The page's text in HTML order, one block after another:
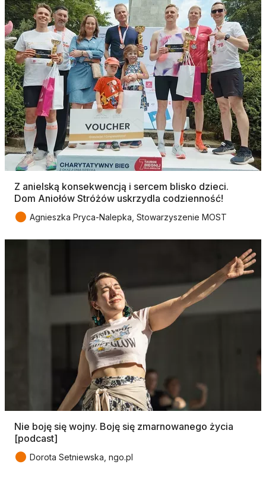
Z anielską konsekwencją i sercem blisko dzieci.
Dom Aniołów Stróżów uskrzydla codzienność!
● Agnieszka Pryca-Nalepka, Stowarzyszenie MOST
Nie boję się wojny. Boję się zmarnowanego życia
[podcast]
● Dorota Setniewska, ngo.pl